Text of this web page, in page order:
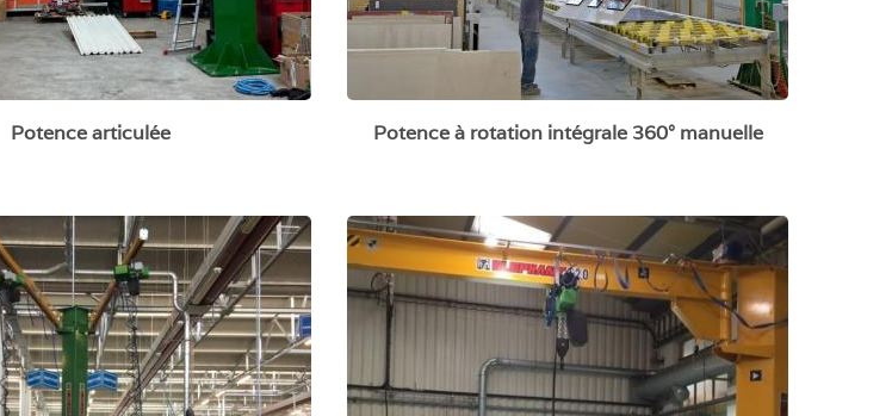
Potence articulée Potence à rotation intégrale 360° manuelle
Potence à double bras
Potence à rotation motorisée 270°